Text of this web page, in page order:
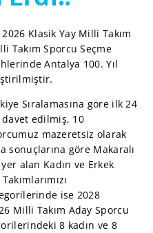
Klasik Yay Milli Takım
Takım Sporcu Seçme
Antalya 100. Yıl
Sıralamasına göre ilk 24
davet edilmiş, 10
mazeretsiz olarak
sonuçlarına göre Makaralı
alan Kadın ve Erkek
ise 2028
Milli Takım Aday Sporcu
8 kadın ve 8